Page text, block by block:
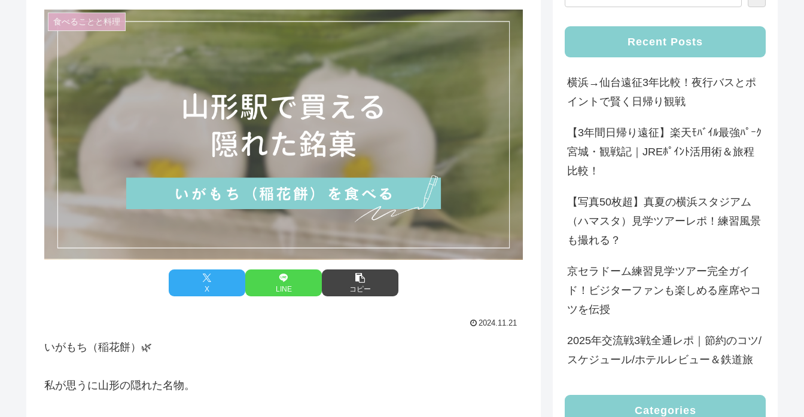
食べることと料理
X LINE コピー
2024.11.21
いがもち（稲花餅）🌿
私が思うに山形の隠れた名物。
Recent Posts
横浜→仙台遠征3年比較！夜行バスとポ
イントで賢く日帰り観戦
【3年間日帰り遠征】楽天ﾓﾊﾞｲﾙ最強ﾊﾟｰｸ
宮城・観戦記｜JREﾎﾟｲﾝﾄ活用術＆旅程
比較！
【写真50枚超】真夏の横浜スタジアム
（ハマスタ）見学ツアーレポ！練習風景
も撮れる？
京セラドーム練習見学ツアー完全ガイ
ド！ビジターファンも楽しめる座席やコ
ツを伝授
2025年交流戦3戦全通レポ｜節約のコツ/
スケジュール/ホテルレビュー＆鉄道旅
Categories